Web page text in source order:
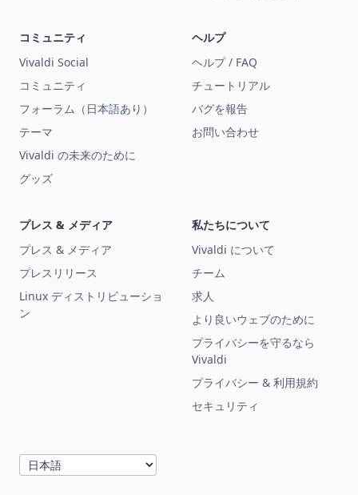
コミュニティ
Vivaldi Social
コミュニティ
フォーラム（日本語あり）
テーマ
Vivaldi の未来のために
グッズ
ヘルプ
ヘルプ / FAQ
チュートリアル
バグを報告
お問い合わせ
プレス & メディア
プレス & メディア
プレスリリース
Linux ディストリビューショ
ン
私たちについて
Vivaldi について
チーム
求人
より良いウェブのために
プライバシーを守るなら
Vivaldi
プライバシー & 利用規約
セキュリティ